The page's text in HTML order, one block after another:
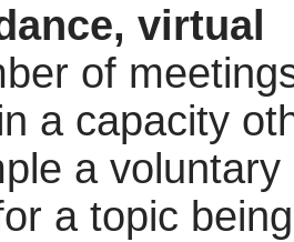
virtual
of
a capacity
a
a topic